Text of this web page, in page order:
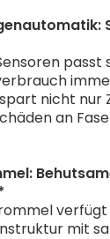
passt
nicht nur
an
mit